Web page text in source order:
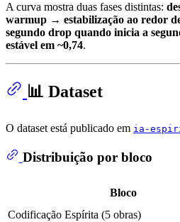
A curva mostra duas fases distintas:
warmup → estabilização ao redor
segundo drop quando inicia a
estável em ~0,74.
📊 Dataset
O dataset está publicado em ia-
Distribuição por bloco
Bloco
Codificação Espírita (5 obras)